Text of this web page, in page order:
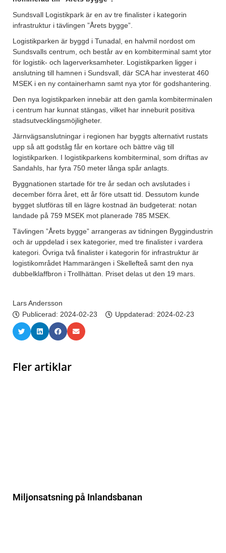
Sundsvall Logistikpark är en av tre finalister i kategorin
infrastruktur i tävlingen ”Årets bygge”.
Logistikparken är byggd i Tunadal, en halvmil nordost om
Sundsvalls centrum, och består av en kombiterminal samt ytor
för logistik- och lagerverksamheter. Logistikparken ligger i
anslutning till hamnen i Sundsvall, där SCA har investerat 460
MSEK i en ny containerhamn samt nya ytor för godshantering.
Den nya logistikparken innebär att den gamla kombiterminalen
i centrum har kunnat stängas, vilket har inneburit positiva
stadsutvecklingsmöjligheter.
Järnvägsanslutningar i regionen har byggts alternativt rustats
upp så att godståg får en kortare och bättre väg till
logistikparken. I logistikparkens kombiterminal, som driftas av
Sandahls, har fyra 750 meter långa spår anlagts.
Byggnationen startade för tre år sedan och avslutades i
december förra året, ett år före utsatt tid. Dessutom kunde
bygget slutföras till en lägre kostnad än budgeterat: notan
landade på 759 MSEK mot planerade 785 MSEK.
Tävlingen ”Årets bygge” arrangeras av tidningen Byggindustrin
och är uppdelad i sex kategorier, med tre finalister i vardera
kategori. Övriga två finalister i kategorin för infrastruktur är
logistikområdet Hammarängen i Skellefteå samt den nya
dubbelklaffbron i Trollhättan. Priset delas ut den 19 mars.
Lars Andersson
Publicerad: 2024-02-23 Uppdaterad: 2024-02-23
Fler artiklar
Miljonsatsning på Inlandsbanan